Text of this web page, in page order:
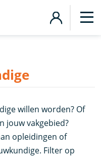
willen worden? Of
jouw vakgebied?
opleidingen of
Filter op